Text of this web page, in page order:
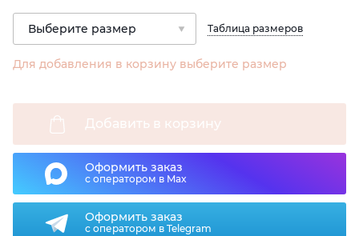
Таблица размеров
Для добавления в корзину выберите размер
Добавить в корзину
Оформить заказ
с оператором в Max
Оформить заказ
с оператором в Telegram